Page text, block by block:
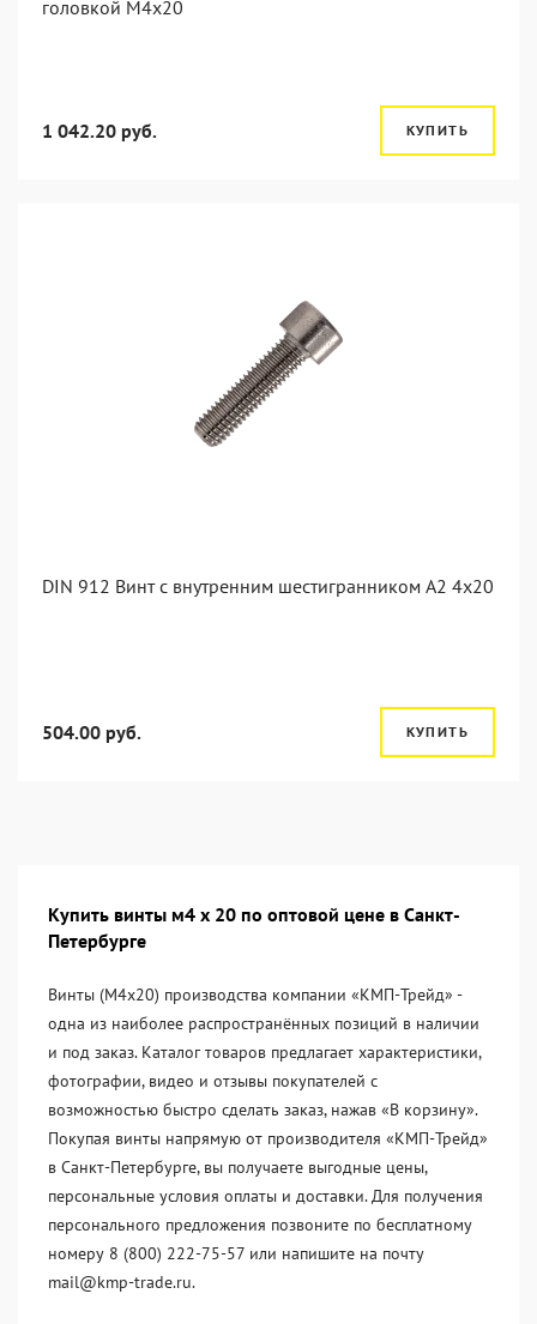
головкой М4х20
1 042.20 руб. КУПИТЬ
DIN 912 Винт с внутренним шестигранником А2 4х20
504.00 руб. КУПИТЬ
Купить винты м4 х 20 по оптовой цене в Санкт-
Петербурге
Винты (М4х20) производства компании «KМП-Трейд» -
одна из наиболее распространённых позиций в наличии
и под заказ. Каталог товаров предлагает характеристики,
фотографии, видео и отзывы покупателей с
возможностью быстро сделать заказ, нажав «В корзину».
Покупая винты напрямую от производителя «KМП-Трейд»
в Санкт-Петербурге, вы получаете выгодные цены,
персональные условия оплаты и доставки. Для получения
персонального предложения позвоните по бесплатному
номеру 8 (800) 222-75-57 или напишите на почту
mail@kmp-trade.ru.